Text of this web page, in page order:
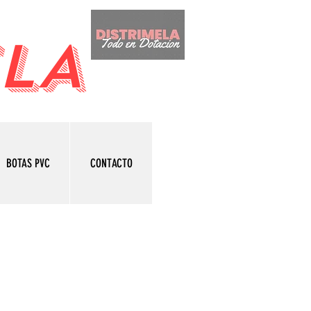
BOTAS PVC CONTACTO